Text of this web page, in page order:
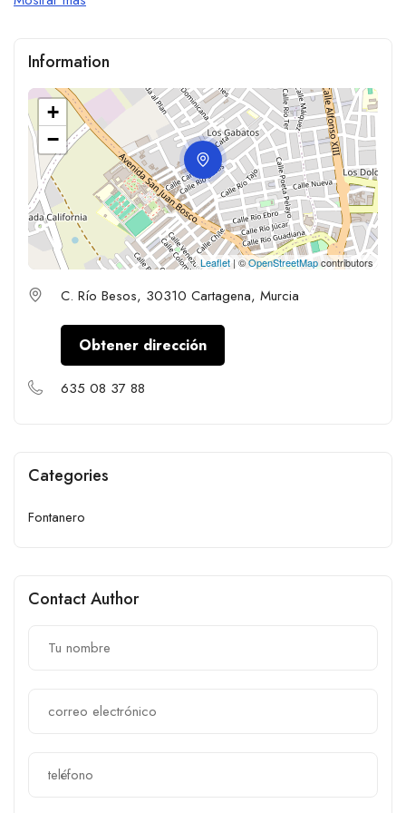
Information
+
−
Leaflet | ©OpenStreetMapcontributors
C. Río Besos, 30310 Cartagena, Murcia
Obtener dirección
635 08 37 88
Categories
Fontanero
Contact Author